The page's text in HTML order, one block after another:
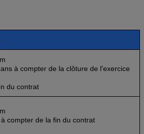
à compter de la clôture de l'exercice
du contrat
compter de la fin du contrat